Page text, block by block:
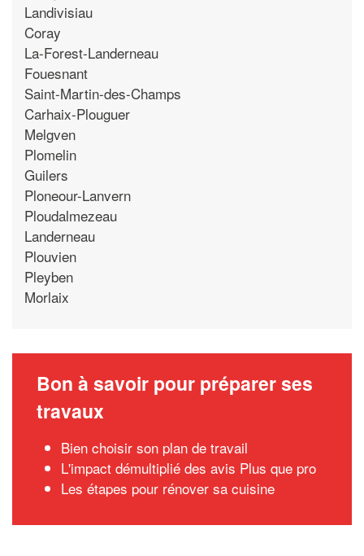
Landivisiau
Coray
La-Forest-Landerneau
Fouesnant
Saint-Martin-des-Champs
Carhaix-Plouguer
Melgven
Plomelin
Guilers
Ploneour-Lanvern
Ploudalmezeau
Landerneau
Plouvien
Pleyben
Morlaix
Bon à savoir pour préparer ses
travaux
Bien choisir son plan de travail
L'impact démultiplié des avis Plus que pro
Les étapes pour rénover sa cuisine